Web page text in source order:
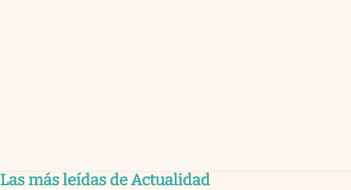
Las más leídas de Actualidad